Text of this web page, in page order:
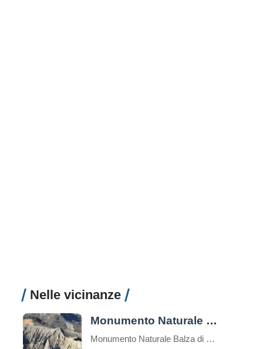
Nelle vicinanze
Monumento Naturale Balza di Seppie
Monumento Naturale Balza di Seppie nel Comune di Lubriano (VT), una terrazza naturale panoramica che domina la Valle dei Calanchi tra il lago di Bolsena e il Tevere. Istituzione: dichiarata Monumento Naturale dalla Regione Lazio il 3 ottobre 2016 con D.P.R.L. n. 194, è gestita dal Comune di Lubriano. Estensione: occupa circa 1,26 ettari, con un […]